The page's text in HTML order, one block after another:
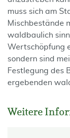
muss sich am
Mischbestände
waldbaulich
Wertschöpfung
sondern sind
Festlegung des
ergebenden
Weitere